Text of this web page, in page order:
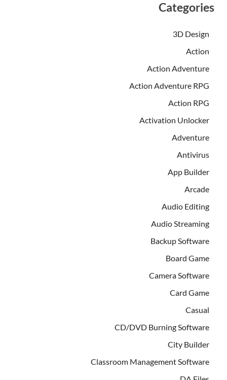
Categories
3D Design
Action
Action Adventure
Action Adventure RPG
Action RPG
Activation Unlocker
Adventure
Antivirus
App Builder
Arcade
Audio Editing
Audio Streaming
Backup Software
Board Game
Camera Software
Card Game
Casual
CD/DVD Burning Software
City Builder
Classroom Management Software